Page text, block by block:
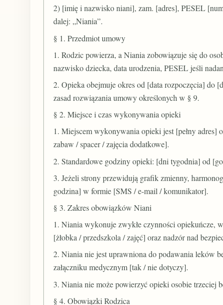
2) [imię i nazwisko niani], zam. [adres], PESEL
dalej: „Niania”.
§ 1. Przedmiot umowy
1. Rodzic powierza, a Niania zobowiązuje się do
nazwisko dziecka, data urodzenia, PESEL jeśli
2. Opieka obejmuje okres od [data rozpoczęcia] do
zasad rozwiązania umowy określonych w § 9.
§ 2. Miejsce i czas wykonywania opieki
1. Miejscem wykonywania opieki jest [pełny adres]
zabaw / spacer / zajęcia dodatkowe].
2. Standardowe godziny opieki: [dni tygodnia] od
3. Jeżeli strony przewidują grafik zmienny,
godzina] w formie [SMS / e-mail / komunikator].
§ 3. Zakres obowiązków Niani
1. Niania wykonuje zwykłe czynności opiekuńcze,
[żłobka / przedszkola / zajęć] oraz nadzór nad
2. Niania nie jest uprawniona do podawania leków
załączniku medycznym [tak / nie dotyczy].
3. Niania nie może powierzyć opieki osobie trzeciej
§ 4. Obowiązki Rodzica